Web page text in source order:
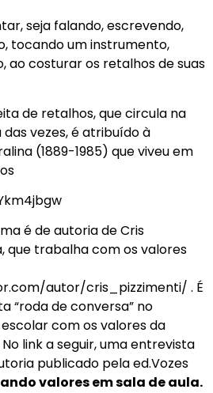
seja falando, escrevendo,
tocando um instrumento,
ao costurar os retalhos de suas
de retalhos, que circula na
vezes, é atribuído à
(1889-1985) que viveu em
é de autoria de Cris
que trabalha com os valores
autor/cris_pizzimenti/ . É
“roda de conversa” no
com os valores da
link a seguir, uma entrevista
publicado pela ed.Vozes
valores em sala de aula.